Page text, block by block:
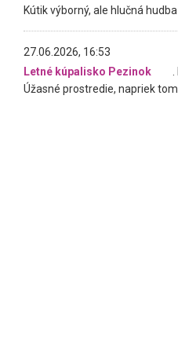
27.06.2026, 16:53
Letné kúpalisko Pezinok